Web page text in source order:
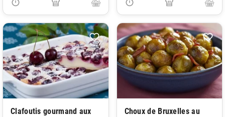
Clafoutis gourmand aux
Choux de Bruxelles au